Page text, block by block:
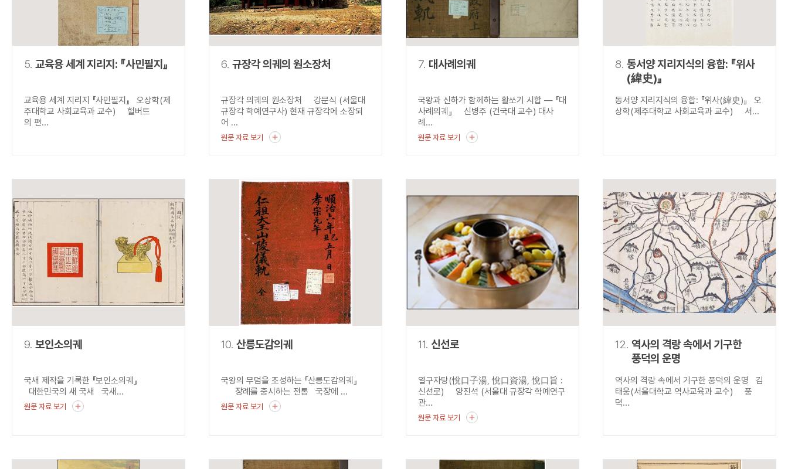
5. 교육용 세계 지리지: 『사민필지』
교육용 세계 지리지 『사민필지』 오상학(제
주대학교 사회교육과 교수) 헐버트
의 편...
6. 규장각 의궤의 원소장처
규장각 의궤의 원소장처 강문식 (서울대
규장각 학예연구사) 현재 규장각에 소장되
어 ...
원문 자료 보기
7. 대사례의궤
국왕과 신하가 함께하는 활쏘기 시합 ― 『대
사례의궤』 신병주 (건국대 교수) 대사
례...
원문 자료 보기
8. 동서양 지리지식의 융합: 『위사
(緯史)』
동서양 지리지식의 융합: 『위사(緯史)』 오
상학(제주대학교 사회교육과 교수) 서...
9. 보인소의궤
국새 제작을 기록한 『보인소의궤』
대한민국의 새 국새 국새...
원문 자료 보기
10. 산릉도감의궤
국왕의 무덤을 조성하는 『산릉도감의궤』
장례를 중시하는 전통 국장에 ...
원문 자료 보기
11. 신선로
열구자탕(悅口子湯, 悅口資湯, 悅口旨 :
신선로) 양진석 (서울대 규장각 학예연구
관...
원문 자료 보기
12. 역사의 격랑 속에서 기구한
풍덕의 운명
역사의 격랑 속에서 기구한 풍덕의 운명 김
태웅(서울대학교 역사교육과 교수) 풍
덕...